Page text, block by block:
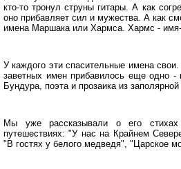
кто-то тронул струны гитары. А как
оно прибавляет сил и мужества. А как
имена Маршака или Хармса. Хармс - имя-
У каждого эти спасительные имена
заветных имен прибавилось еще одно -
Бундура, поэта и прозаика из
Мы уже рассказывали о его
путешествиях: "У нас на Крайнем
"В гостях у белого медведя", "Царское